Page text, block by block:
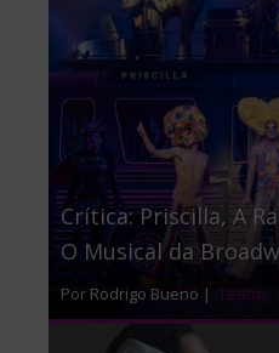
Crítica: Priscilla, A
O Musical da
Por Rodrigo Bueno | Teatro